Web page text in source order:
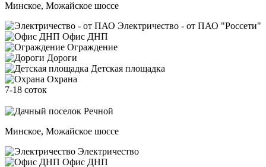
Минское, Можайское шоссе
Электричество - от ПАО "Россети"
Офис ДНП
Ограждение
Дороги
Детская площадка
Охрана
7-18 соток
Минское, Можайское шоссе
Электричество
Офис ДНП